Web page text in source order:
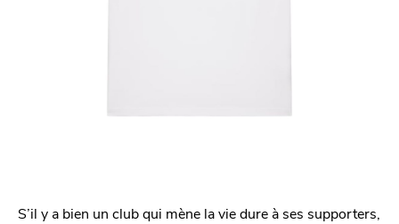
S’il y a bien un club qui mène la vie dure à ses supporters,